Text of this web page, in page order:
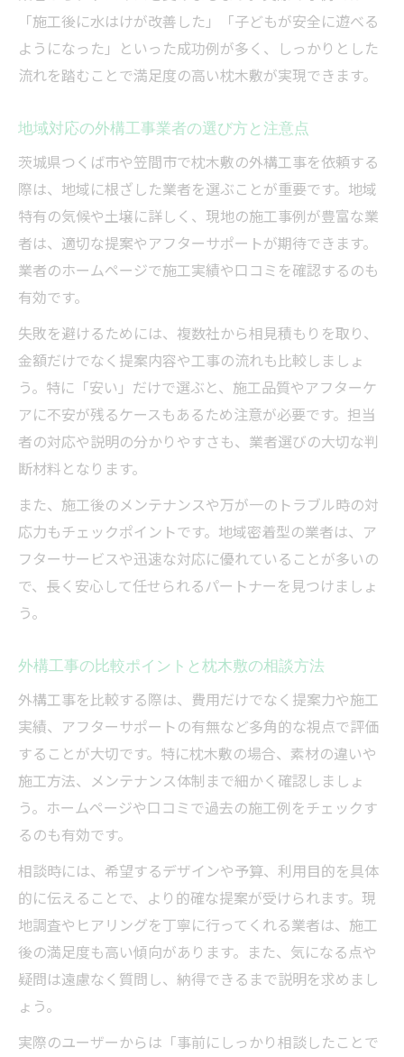
「施工後に水はけが改善した」「子どもが安全に遊べる
ようになった」といった成功例が多く、しっかりとした
流れを踏むことで満足度の高い枕木敷が実現できます。
地域対応の外構工事業者の選び方と注意点
茨城県つくば市や笠間市で枕木敷の外構工事を依頼する
際は、地域に根ざした業者を選ぶことが重要です。地域
特有の気候や土壌に詳しく、現地の施工事例が豊富な業
者は、適切な提案やアフターサポートが期待できます。
業者のホームページで施工実績や口コミを確認するのも
有効です。
失敗を避けるためには、複数社から相見積もりを取り、
金額だけでなく提案内容や工事の流れも比較しましょ
う。特に「安い」だけで選ぶと、施工品質やアフターケ
アに不安が残るケースもあるため注意が必要です。担当
者の対応や説明の分かりやすさも、業者選びの大切な判
断材料となります。
また、施工後のメンテナンスや万が一のトラブル時の対
応力もチェックポイントです。地域密着型の業者は、ア
フターサービスや迅速な対応に優れていることが多いの
で、長く安心して任せられるパートナーを見つけましょ
う。
外構工事の比較ポイントと枕木敷の相談方法
外構工事を比較する際は、費用だけでなく提案力や施工
実績、アフターサポートの有無など多角的な視点で評価
することが大切です。特に枕木敷の場合、素材の違いや
施工方法、メンテナンス体制まで細かく確認しましょ
う。ホームページや口コミで過去の施工例をチェックす
るのも有効です。
相談時には、希望するデザインや予算、利用目的を具体
的に伝えることで、より的確な提案が受けられます。現
地調査やヒアリングを丁寧に行ってくれる業者は、施工
後の満足度も高い傾向があります。また、気になる点や
疑問は遠慮なく質問し、納得できるまで説明を求めまし
ょう。
実際のユーザーからは「事前にしっかり相談したことで